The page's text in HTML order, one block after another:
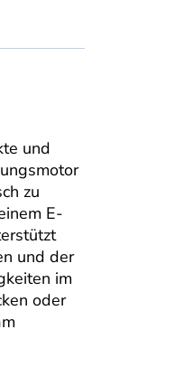
und
zu
E-
und der
im
oder